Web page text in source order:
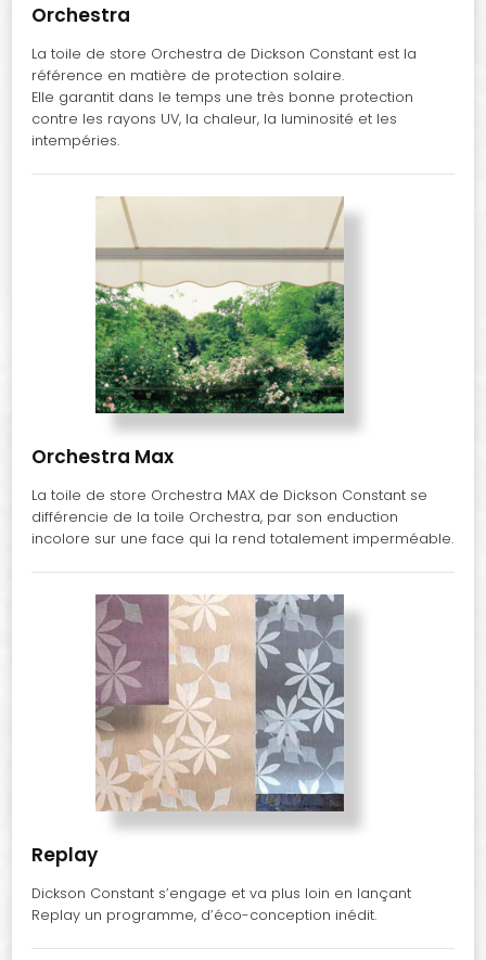
Orchestra
La toile de store Orchestra de Dickson Constant est la
référence en matière de protection solaire.
Elle garantit dans le temps une très bonne protection
contre les rayons UV, la chaleur, la luminosité et les
intempéries.
Orchestra Max
La toile de store Orchestra MAX de Dickson Constant se
différencie de la toile Orchestra, par son enduction
incolore sur une face qui la rend totalement imperméable.
Replay
Dickson Constant s’engage et va plus loin en lançant
Replay un programme, d’éco-conception inédit.